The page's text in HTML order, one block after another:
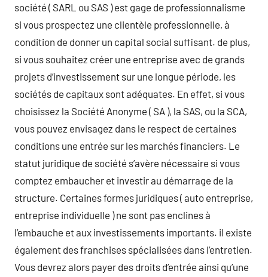
société ( SARL ou SAS ) est gage de professionnalisme
si vous prospectez une clientèle professionnelle, à
condition de donner un capital social suffisant. de plus,
si vous souhaitez créer une entreprise avec de grands
projets d’investissement sur une longue période, les
sociétés de capitaux sont adéquates. En effet, si vous
choisissez la Société Anonyme ( SA ), la SAS, ou la SCA,
vous pouvez envisagez dans le respect de certaines
conditions une entrée sur les marchés financiers. Le
statut juridique de société s’avère nécessaire si vous
comptez embaucher et investir au démarrage de la
structure. Certaines formes juridiques ( auto entreprise,
entreprise individuelle ) ne sont pas enclines à
l’embauche et aux investissements importants. il existe
également des franchises spécialisées dans l’entretien.
Vous devrez alors payer des droits d’entrée ainsi qu’une